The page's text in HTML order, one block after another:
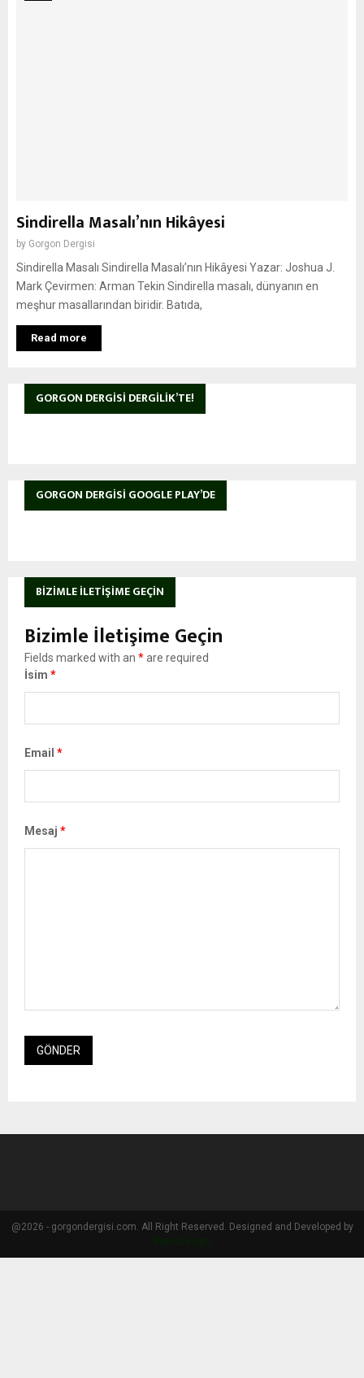
Sindirella Masalı’nın Hikâyesi
by Gorgon Dergisi
Sindirella Masalı Sindirella Masalı’nın Hikâyesi Yazar: Joshua J.
Mark Çevirmen: Arman Tekin Sindirella masalı, dünyanın en
meşhur masallarından biridir. Batıda,
Read more
GORGON DERGISI DERGILIK’TE!
GORGON DERGISI GOOGLE PLAY’DE
BIZIMLE İLETIŞIME GEÇIN
Bizimle İletişime Geçin
Fields marked with an *are required
İsim *
Email *
Mesaj *
@2026 - gorgondergisi.com. All Right Reserved. Designed and Developed by